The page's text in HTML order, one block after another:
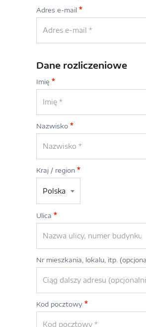
Adres e-mail *
Dane rozliczeniowe
Imię *
Nazwisko *
Kraj / region *
Polska
Ulica *
Nr mieszkania, lokalu, itp.
Kod pocztowy *